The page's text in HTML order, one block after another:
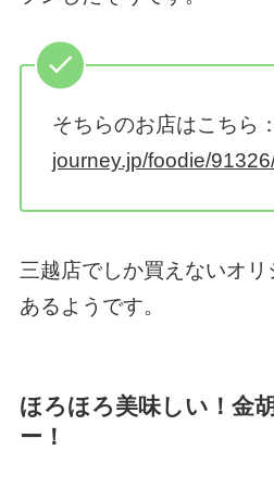
そちらのお店はこちら：
journey.jp/foodie/
三越店でしか買えないオ
あるようです。
ほろほろ美味しい！金
ー！